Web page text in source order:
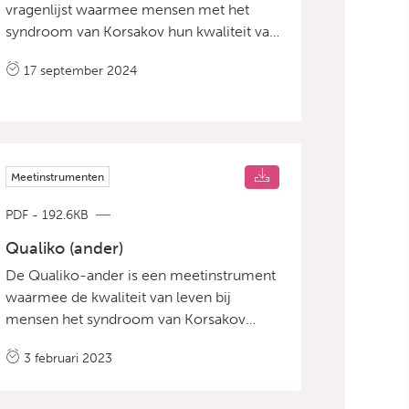
vragenlijst waarmee mensen met het
syndroom van Korsakov hun kwaliteit van
informatie graag contact opnemen met
17 september 2024
Meetinstrumenten
PDF - 192.6KB
Qualiko (ander)
De Qualiko-ander is een meetinstrument
waarmee de kwaliteit van leven bij
mensen het syndroom van Korsakov
informatie graag contact opnemen met
3 februari 2023